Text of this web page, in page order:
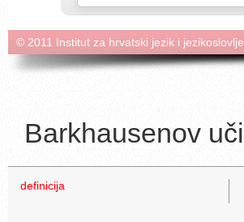
© 2011 Institut za hrvatski jezik i jezikoslovlje
Barkhausenov
definicija